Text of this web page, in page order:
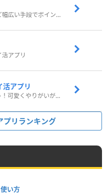
歩いたりアンケート回答など幅広い手段でポイントをゲット
アプリ
活アプリ
ペットを育ってポイ活しよう！可愛くやりがいがある新感覚アプリ
プリランキング
い方